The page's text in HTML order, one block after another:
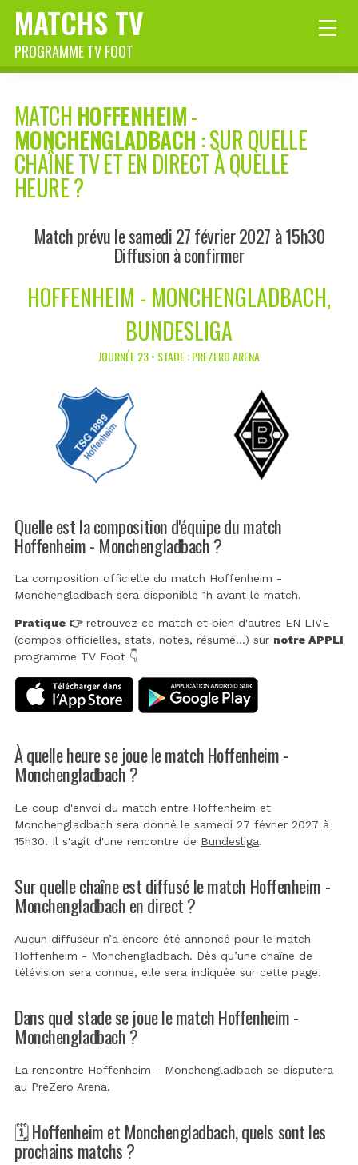
MATCHS TV
PROGRAMME TV FOOT
MATCH HOFFENHEIM-
MONCHENGLADBACH : SUR QUELLE
CHAÎNE TV ET EN DIRECT À QUELLE
HEURE ?
Match prévu le samedi 27 février 2027 à 15h30
Diffusion à confirmer
HOFFENHEIM - MONCHENGLADBACH,
BUNDESLIGA
JOURNÉE 23 • STADE : PREZERO ARENA
Quelle est la composition d'équipe du match
Hoffenheim - Monchengladbach ?
La composition officielle du match Hoffenheim -
Monchengladbach sera disponible 1h avant le match.
Pratique 👉retrouvez ce match et bien d'autres EN LIVE
(compos officielles, stats, notes, résumé...) sur notre APPLI
programme TV Foot 👇
À quelle heure se joue le match Hoffenheim -
Monchengladbach ?
Le coup d'envoi du match entre Hoffenheim et
Monchengladbach sera donné le samedi 27 février 2027 à
15h30. Il s'agit d'une rencontre de Bundesliga.
Sur quelle chaîne est diffusé le match Hoffenheim -
Monchengladbach en direct ?
Aucun diffuseur n’a encore été annoncé pour le match
Hoffenheim - Monchengladbach. Dès qu’une chaîne de
télévision sera connue, elle sera indiquée sur cette page.
Dans quel stade se joue le match Hoffenheim -
Monchengladbach ?
La rencontre Hoffenheim - Monchengladbach se disputera
au PreZero Arena.
🗓️ Hoffenheim et Monchengladbach, quels sont les
prochains matchs ?